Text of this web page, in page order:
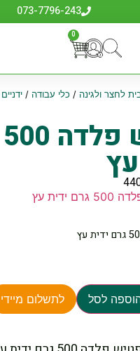
073-7796-243
0
לחצר ולגינה / כלי עבודה / ידניים
לסל לתשלום מיידי